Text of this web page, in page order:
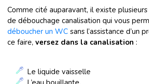
Comme cité auparavant, il existe
de débouchage canalisation qui vous
déboucher un WC sans l’assistance d’un
ce faire, versez dans la canalisation :
Le liquide vaisselle